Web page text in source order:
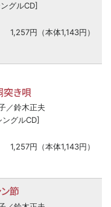
グルCD]
1,257円（本体1,143円）
突き唄
／鈴木正夫
グルCD]
1,257円（本体1,143円）
節